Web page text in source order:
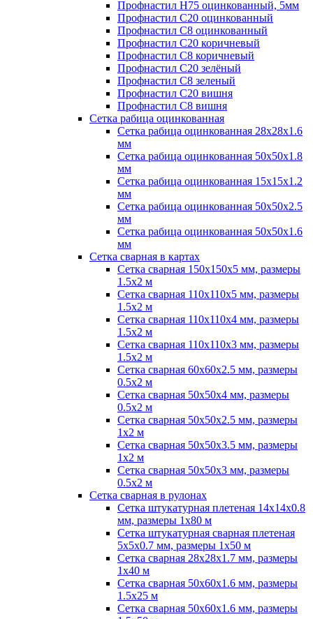
Профнастил H75 оцинкованный, 5мм
Профнастил С20 оцинкованный
Профнастил С8 оцинкованный
Профнастил С20 коричневый
Профнастил С8 коричневый
Профнастил С20 зелёный
Профнастил С8 зеленый
Профнастил С20 вишня
Профнастил С8 вишня
Сетка рабица оцинкованная
Сетка рабица оцинкованная 28х28х1.6
мм
Сетка рабица оцинкованная 50х50х1.8
мм
Сетка рабица оцинкованная 15х15х1.2
мм
Сетка рабица оцинкованная 50х50х2.5
мм
Сетка рабица оцинкованная 50х50х1.6
мм
Сетка сварная в картах
Сетка сварная 150х150х5 мм, размеры
1.5х2 м
Сетка сварная 110х110х5 мм, размеры
1.5х2 м
Сетка сварная 110х110х4 мм, размеры
1.5х2 м
Сетка сварная 110х110х3 мм, размеры
1.5х2 м
Сетка сварная 60х60х2.5 мм, размеры
0.5х2 м
Сетка сварная 50х50х4 мм, размеры
0.5х2 м
Сетка сварная 50х50х2.5 мм, размеры
1х2 м
Сетка сварная 50х50х3.5 мм, размеры
1х2 м
Сетка сварная 50х50х3 мм, размеры
0.5х2 м
Сетка сварная в рулонах
Сетка штукатурная плетеная 14х14х0.8
мм, размеры 1х80 м
Сетка штукатурная сварная плетеная
5х5х0.7 мм, размеры 1х50 м
Сетка сварная 28х28х1.7 мм, размеры
1х40 м
Сетка сварная 50х60х1.6 мм, размеры
1.5х25 м
Сетка сварная 50х60х1.6 мм, размеры